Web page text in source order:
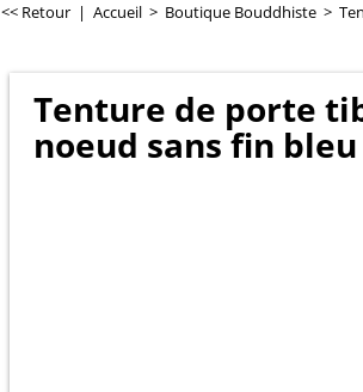
<< Retour | Accueil > Boutique Bouddhiste >
Tenture de porte
noeud sans fin